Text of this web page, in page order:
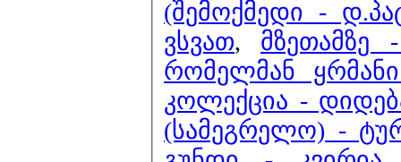
(შემოქმედი -
ვსვათ,
რომელმან
კოლექცია -
(სამეგრელო) -